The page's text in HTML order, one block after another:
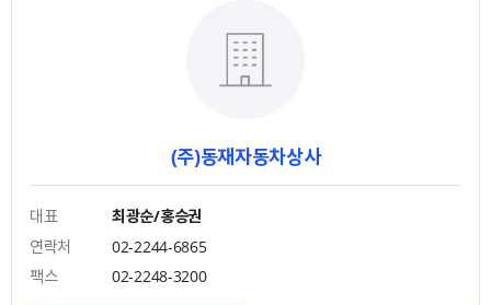
(주)동재자동차상사
대표
최광순/홍승권
연락처
02-2244-6865
팩스
02-2248-3200